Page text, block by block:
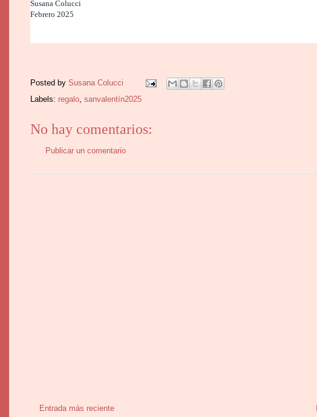
Susana Colucci
Febrero 2025
Posted by Susana Colucci
Labels: regalo sanvalentín2025
No hay comentarios:
Publicar un comentario
Entrada más reciente